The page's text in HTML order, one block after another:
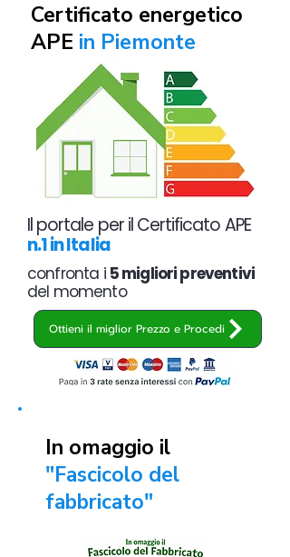
Certificato energetico
APE in Piemonte
Il portale per il Certificato APE
n.1 in Italia
confronta i 5 migliori preventivi
del momento
Ottieni il miglior Prezzo e Procedi
In omaggio il
"Fascicolo del
fabbricato"